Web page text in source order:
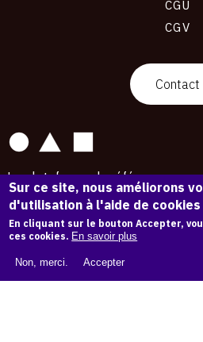
CGU
CGV
Contact
La plateforme de référence pour
conserver et promouvoir
Des catalogues raisonnés aux
d'expositions.
43 254 œuvres d'art — 7 587
Copyright © OAM 2026. Tous droits réservés.
Sur ce site, nous améliorons
d'utilisation à l'aide de cookies
En cliquant sur le bouton Accepter,
ces cookies. En savoir plus
Non, merci. Accepter